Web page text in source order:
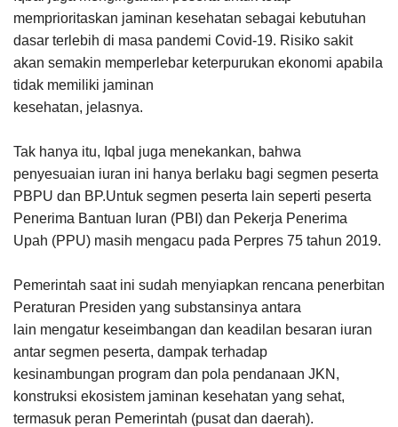
memprioritaskan jaminan kesehatan sebagai kebutuhan
dasar terlebih di masa pandemi Covid-19. Risiko sakit
akan semakin memperlebar keterpurukan ekonomi apabila
tidak memiliki jaminan
kesehatan, jelasnya.
Tak hanya itu, Iqbal juga menekankan, bahwa
penyesuaian iuran ini hanya berlaku bagi segmen peserta
PBPU dan BP.Untuk segmen peserta lain seperti peserta
Penerima Bantuan Iuran (PBI) dan Pekerja Penerima
Upah (PPU) masih mengacu pada Perpres 75 tahun 2019.
Pemerintah saat ini sudah menyiapkan rencana penerbitan
Peraturan Presiden yang substansinya antara
lain mengatur keseimbangan dan keadilan besaran iuran
antar segmen peserta, dampak terhadap
kesinambungan program dan pola pendanaan JKN,
konstruksi ekosistem jaminan kesehatan yang sehat,
termasuk peran Pemerintah (pusat dan daerah).